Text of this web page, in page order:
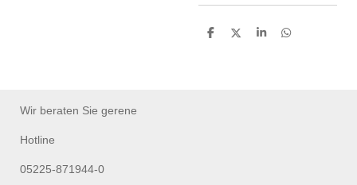
T
T
T
T
Wir beraten Sie gerene
Hotline
05225-871944-0